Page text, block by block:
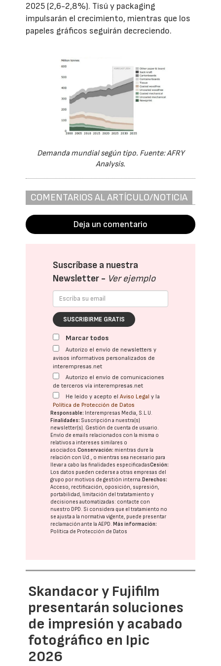
2025 (2,6-2,8%). Tisú y packaging
impulsarán el crecimiento, mientras que los
papeles gráficos seguirán decreciendo.
Demanda mundial según tipo. Fuente: AFRY
Analysis.
COMENTARIOS AL ARTÍCULO/NOTICIA
Deja un comentario
Suscríbase a nuestra
Newsletter - Ver ejemplo
SUSCRIBIRME GRATIS
Marcar todos
Autorizo el envío de newsletters y
avisos informativos personalizados de
interempresas.net
Autorizo el envío de comunicaciones
de terceros vía interempresas.net
He leído y acepto elAviso Legal y la
Política de Protección de Datos
Responsable: Interempresas Media, S.L.U.
Finalidades: Suscripción a nuestra(s)
newsletter(s). Gestión de cuenta de usuario.
Envío de emails relacionados con la misma o
relativos a intereses similares o
asociados.Conservación: mientras dure la
relación con Ud., o mientras sea necesario para
llevar a cabo las finalidades especificadasCesión:
Los datos pueden cederse a otras empresas del
grupo por motivos de gestión interna.Derechos:
Acceso, rectificación, oposición, supresión,
portabilidad, limitación del tratatamiento y
decisiones automatizadas: contacte con
nuestro DPD. Si considera que el tratamiento no
se ajusta a la normativa vigente, puede presentar
reclamación ante laAEPD.Más información:
Política de Protección de Datos
Skandacor y Fujifilm
presentarán soluciones
de impresión y acabado
fotográfico en Ipic
2026